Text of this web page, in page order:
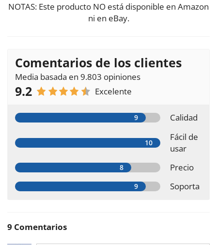
NOTAS: Este producto NO está disponible en Amazon
ni en eBay.
Comentarios de los clientes
Media basada en 9.803 opiniones
9.2 Excelente
Calidad
Fácil de
usar
Precio
Soporta
9 Comentarios